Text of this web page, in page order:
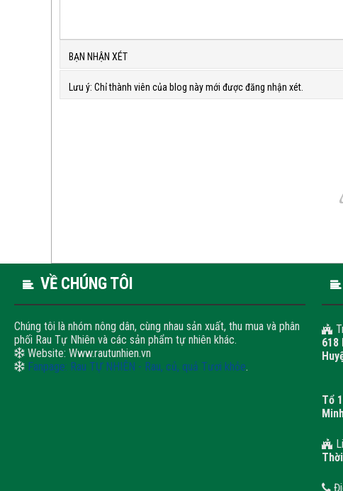
BẠN NHẬN XÉT
Lưu ý: Chỉ thành viên của blog này mới được đăng nhận xét.
VỀ CHÚNG TÔI
Chúng tôi là nhóm nông dân, cùng nhau sản xuất, thu mua và phân
phối Rau Tự Nhiên và các sản phẩm tự nhiên khác.
Website: Www.rautunhien.vn
Fanpage: Rau TỰ NHIÊN - Rau, củ, quả Tươi khỏe.
618
Tổ